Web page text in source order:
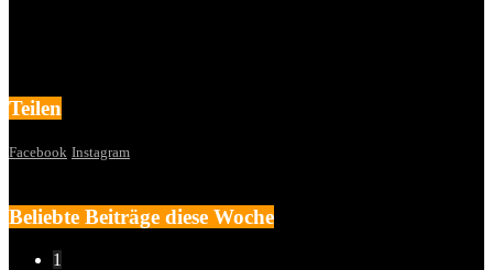
Teilen
Facebook Instagram
Beliebte Beiträge diese Woche
1